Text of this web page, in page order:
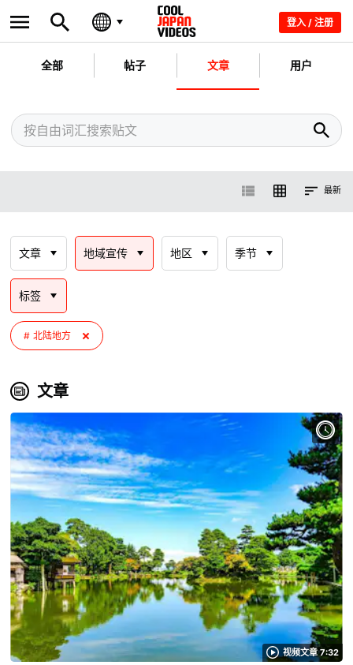
登入 / 注册
全部 帖子 文章 用户
最新
文章 地域宣传 地区 季节
标签
北陆地方
文章
视频文章 7:32